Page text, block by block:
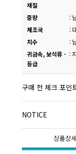
재질
중량 :
제조국
:
치수
:
귀금속, 보석류 -
등급
:
구매 전 체크 포인
NOTICE
상품상세